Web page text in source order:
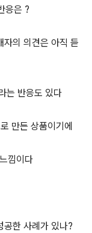
응은 ?
자의 의견은 아직 듣
는 반응도 있다
만든 상품이기에
낌이다
한 사례가 있나?